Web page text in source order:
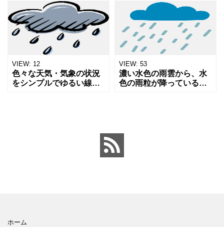
です。シンプルで分かり
やすい線画デザインにな
っており、天気予報やゲ
リラ豪雨の注意喚起に最
適です
も光が乱反射してる感じ
がして苦手です 天気予報
や曇り、雲についての記
事や掲示物へのワンポイ
ン
VIEW: 12
色々な天気・気象の状況
をシンプルでゆるい線画
VIEW: 53
濃い水色の雨雲から、水
色の雨粒が降っている様
ホーム